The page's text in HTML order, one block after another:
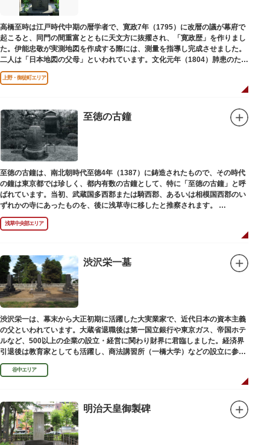
高橋至時は江戸時代中期の暦学者で、寛政7年（1795）に改暦の議が幕府で
起こると、同門の間重富とともに天文方に抜擢され、「寛政歴」を作りまし
た。伊能忠敬が実測地図を作成する際には、測量を指導し完成させました。
二人は「日本地図の父母」といわれています。文化元年（1804）肺患のため
没しました。お墓は源空寺（げんくうじ）にあります。
上野・御徒町エリア
至徳の古鐘
至徳の古鐘は、南北朝時代至徳4年（1387）に鋳造されたもので、その時代
の鐘は東京都では珍しく、都内有数の古鐘として、特に「至徳の古鐘」と呼
ばれています。当初、武蔵国多西郡または騎西郡、あるいは相模国西郡のい
ずれかの寺にあったものを、後に浅草寺に移したと推察されます。
現在は、五重塔北側の絵馬堂内に保管されています。絵馬堂は通常非公開と
なっていますが、不定期で行われる「伝法院庭園拝観と絵馬展」が開催され
浅草中央部エリア
渋沢栄一墓
渋沢栄一は、幕末から大正初期に活躍した大実業家で、近代日本の資本主義
の父といわれています。大蔵省退職後は第一国立銀行や東京ガス、帝国ホテ
ルなど、500以上の企業の設立・経営に関わり財界に君臨しました。経済界
引退後は教育家としても活躍し、商法講習所（一橋大学）などの設立に参画
しました。お墓は谷中霊園にあります。
谷中エリア
明治天皇御製碑